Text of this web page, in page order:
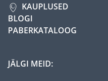
KAUPLUSED
BLOGI
PABERKATALOOG
JÄLGI MEID: